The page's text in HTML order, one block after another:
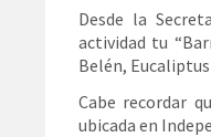
Desde la
actividad tu
Belén,
Cabe recordar
ubicada en